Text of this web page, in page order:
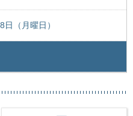
（月曜日）